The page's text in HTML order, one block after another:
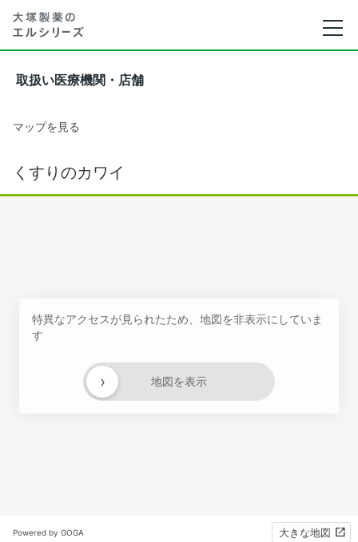
取扱い医療機関・店舗
マップを見る
くすりのカワイ
特異なアクセスが見られたため、地図を非表示にしていま
す
地図を表示
›
Powered by GOGA 大きな地図